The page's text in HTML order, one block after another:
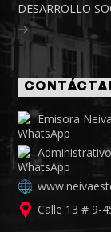
DESARROLLO
Emisora
Calle 13 # 9-